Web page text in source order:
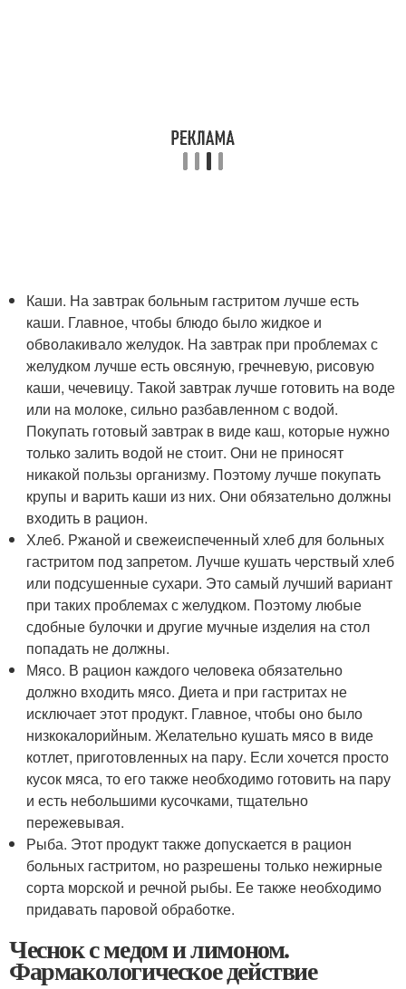
Каши. На завтрак больным гастритом лучше есть
каши. Главное, чтобы блюдо было жидкое и
обволакивало желудок. На завтрак при проблемах с
желудком лучше есть овсяную, гречневую, рисовую
каши, чечевицу. Такой завтрак лучше готовить на воде
или на молоке, сильно разбавленном с водой.
Покупать готовый завтрак в виде каш, которые нужно
только залить водой не стоит. Они не приносят
никакой пользы организму. Поэтому лучше покупать
крупы и варить каши из них. Они обязательно должны
входить в рацион.
Хлеб. Ржаной и свежеиспеченный хлеб для больных
гастритом под запретом. Лучше кушать черствый хлеб
или подсушенные сухари. Это самый лучший вариант
при таких проблемах с желудком. Поэтому любые
сдобные булочки и другие мучные изделия на стол
попадать не должны.
Мясо. В рацион каждого человека обязательно
должно входить мясо. Диета и при гастритах не
исключает этот продукт. Главное, чтобы оно было
низкокалорийным. Желательно кушать мясо в виде
котлет, приготовленных на пару. Если хочется просто
кусок мяса, то его также необходимо готовить на пару
и есть небольшими кусочками, тщательно
пережевывая.
Рыба. Этот продукт также допускается в рацион
больных гастритом, но разрешены только нежирные
сорта морской и речной рыбы. Ее также необходимо
придавать паровой обработке.
Чеснок с медом и лимоном.
Фармакологическое действие